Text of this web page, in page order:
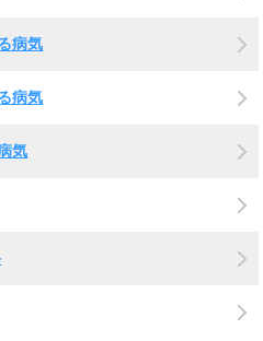
病気
病気
気